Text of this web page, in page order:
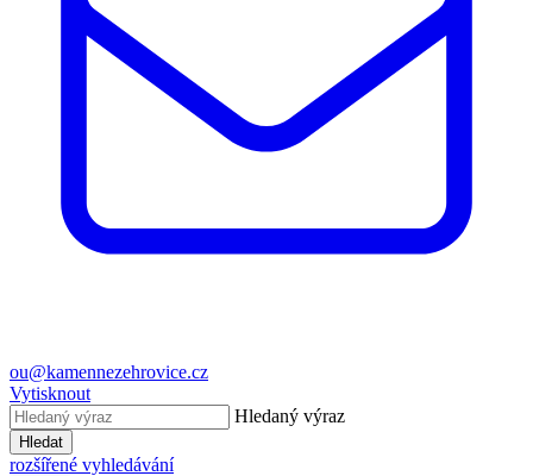
ou@kamennezehrovice.cz
Vytisknout
Hledaný výraz
Hledat
rozšířené vyhledávání